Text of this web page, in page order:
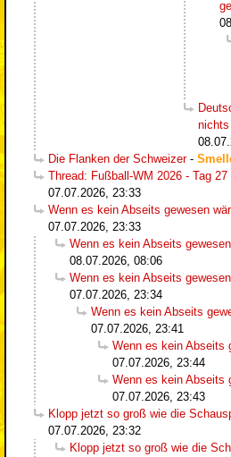
nichts
Die Flanken der Schweizer-
Thread: Fußball-WM 2026 - Tag 27
07.07.2026, 23:33
Wenn es kein Abseits gewesen
07.07.2026, 23:33
Wenn es kein Abseits
08.07.2026, 08:06
Wenn es kein Abseits
07.07.2026, 23:34
Wenn es kein Abseits
07.07.2026, 23:41
Wenn es kein Abseits
07.07.2026, 23:44
Wenn es kein Abseits
07.07.2026, 23:43
Klopp jetzt so groß wie die
07.07.2026, 23:32
Klopp jetzt so groß wie die